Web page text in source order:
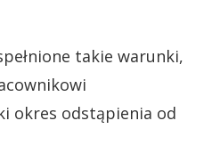
takie warunki,
okres odstąpienia od